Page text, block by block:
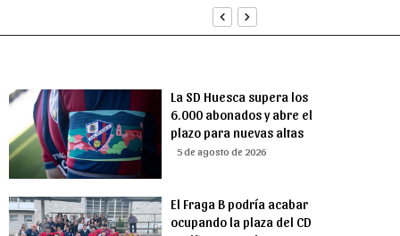
La SD Huesca supera los
6.000 abonados y abre el
plazo para nuevas altas
5 de agosto de 2026
El Fraga B podría acabar
ocupando la plaza del CD